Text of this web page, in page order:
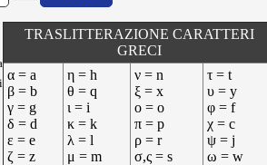
TRASLITTERAZIONE CARATTERI
GRECI
α = a
β = b
γ = g
δ = d
ε = e
ζ = z
η = h
θ = q
ι = i
κ = k
λ = l
μ = m
ν = n
ξ = x
ο = o
π = p
ρ = r
σ,ς = s
τ = t
υ = y
φ = f
χ = c
ψ = j
ω = w